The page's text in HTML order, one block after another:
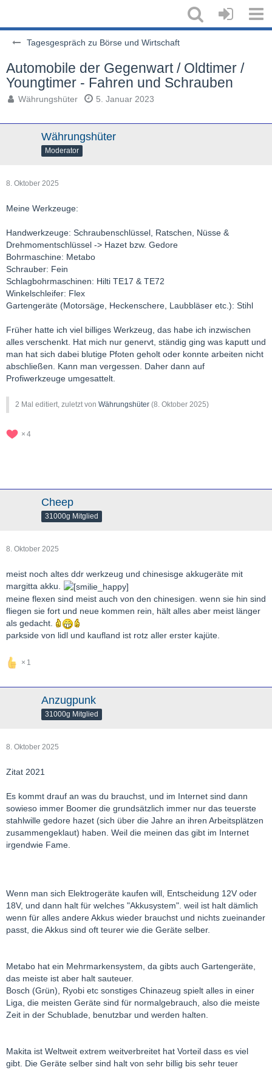
Tagesgespräch zu Börse und Wirtschaft
Automobile der Gegenwart / Oldtimer /
Youngtimer - Fahren und Schrauben
Währungshüter 5. Januar 2023
Währungshüter
Moderator
8. Oktober 2025
Meine Werkzeuge:
Handwerkzeuge: Schraubenschlüssel, Ratschen, Nüsse &
Drehmomentschlüssel -> Hazet bzw. Gedore
Bohrmaschine: Metabo
Schrauber: Fein
Schlagbohrmaschinen: Hilti TE17 & TE72
Winkelschleifer: Flex
Gartengeräte (Motorsäge, Heckenschere, Laubbläser etc.): Stihl
Früher hatte ich viel billiges Werkzeug, das habe ich inzwischen
alles verschenkt. Hat mich nur genervt, ständig ging was kaputt und
man hat sich dabei blutige Pfoten geholt oder konnte arbeiten nicht
abschließen. Kann man vergessen. Daher dann auf
Profiwerkzeuge umgesattelt.
2 Mal editiert, zuletzt von Währungshüter (8. Oktober 2025)
4
Cheep
31000g Mitglied
8. Oktober 2025
meist noch altes ddr werkzeug und chinesisge akkugeräte mit
margitta akku.
meine flexen sind meist auch von den chinesigen. wenn sie hin sind
fliegen sie fort und neue kommen rein, hält alles aber meist länger
als gedacht.
parkside von lidl und kaufland ist rotz aller erster kajüte.
1
Anzugpunk
31000g Mitglied
8. Oktober 2025
Zitat 2021
Es kommt drauf an was du brauchst, und im Internet sind dann
sowieso immer Boomer die grundsätzlich immer nur das teuerste
stahlwille gedore hazet (sich über die Jahre an ihren Arbeitsplätzen
zusammengeklaut) haben. Weil die meinen das gibt im Internet
irgendwie Fame.
Wenn man sich Elektrogeräte kaufen will, Entscheidung 12V oder
18V, und dann halt für welches "Akkusystem". weil ist halt dämlich
wenn für alles andere Akkus wieder brauchst und nichts zueinander
passt, die Akkus sind oft teurer wie die Geräte selber.
Metabo hat ein Mehrmarkensystem, da gibts auch Gartengeräte,
das meiste ist aber halt sauteuer.
Bosch (Grün), Ryobi etc sonstiges Chinazeug spielt alles in einer
Liga, die meisten Geräte sind für normalgebrauch, also die meiste
Zeit in der Schublade, benutzbar und werden halten.
Makita ist Weltweit extrem weitverbreitet hat Vorteil dass es viel
gibt. Die Geräte selber sind halt von sehr billig bis sehr teuer